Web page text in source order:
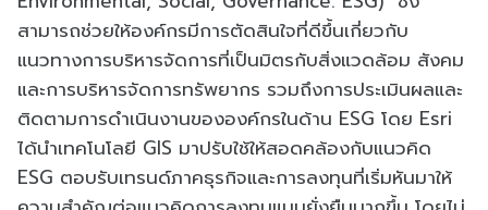
สามารถช่วยให้องค์กรมีการตัดสินใจที่ดีขึ้นเกี่ยวกับ
แนวทางการบริหารจัดการที่เป็นมิตรกับสิ่งแวดล้อม สังคม
และการบริหารจัดการทรัพยากร รวมถึงการประเมินผลและ
ติดตามการดำเนินงานขององค์กรในด้าน ESG โดย Esri
ได้นำเทคโนโลยี GIS มาปรับใช้ให้สอดคล้องกับแนวคิด
ESG ตอบรับเทรนด์ภาคธุรกิจและการลงทุนที่เริ่มหันมาให้